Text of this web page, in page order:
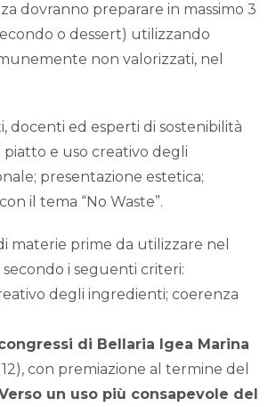
dovranno preparare in massimo 3
o dessert) utilizzando
non valorizzati, nel
docenti ed esperti di sostenibilità
e uso creativo degli
presentazione estetica;
il tema “No Waste”.
materie prime da utilizzare nel
i seguenti criteri:
degli ingredienti; coerenza
di Bellaria Igea Marina
con premiazione al termine del
un uso più consapevole del